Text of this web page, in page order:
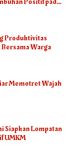
Produktivitas
Warga
Memotret Wajah
Siapkan Lompatan
UMKM